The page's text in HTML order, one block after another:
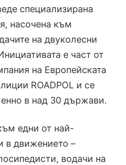
специализирана
насочена към
на двуколесни
е част от
на Европейската
ROADPOL и се
в над 30 държави.
едни от най-
в движението –
водачи на